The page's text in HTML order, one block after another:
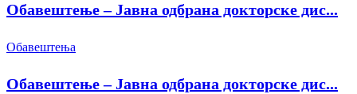
Обавештење – Јавна одбрана докторске дис...
Обавештења
Обавештење – Јавна одбрана докторске дис...